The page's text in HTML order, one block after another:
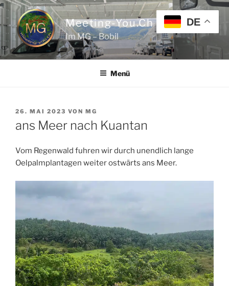
Zum
Inhalt
springen
Meeting-You.ch
Im MG – Bobil
Menü
VERÖFFENTLICHT
26. MAI 2023 VON MG
ans Meer nach Kuantan
Vom Regenwald fuhren wir durch unendlich lange
Oelpalmplantagen weiter ostwärts ans Meer.
DE